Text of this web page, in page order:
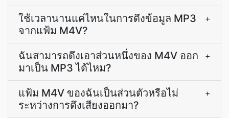
ใช้เวลานานแค่ไหนในการดึงข้อมูล MP3
จากแฟ้ม M4V?
+
ฉันสามารถดึงเอาส่วนหนึ่งของ M4V ออก
มาเป็น MP3 ได้ไหม?
+
แฟ้ม M4V ของฉันเป็นส่วนตัวหรือไม่
ระหว่างการดึงเสียงออกมา?
+